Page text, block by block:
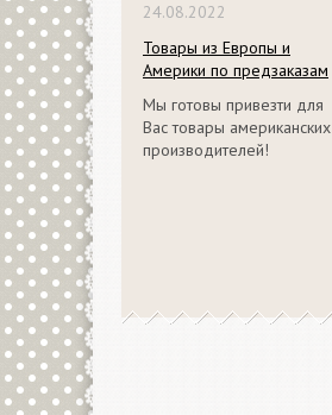
24.08.2022
Товары из Европы и
Америки по предзаказам
Мы готовы привезти для
Вас товары американских
производителей!